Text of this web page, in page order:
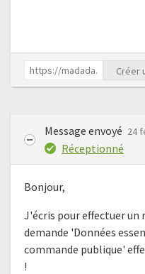
Créer
Message envoyé 24
Réceptionné
Bonjour,
J'écris pour effectuer un
demande 'Données
commande publique'
!